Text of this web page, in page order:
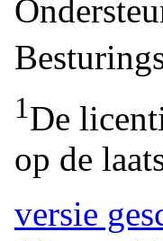
1De
op de
versie